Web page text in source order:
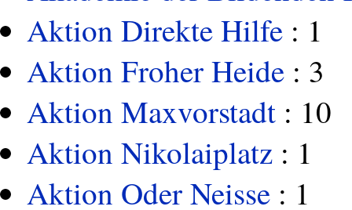
Aktion Direkte Hilfe : 1
Aktion Froher Heide : 3
Aktion Maxvorstadt : 10
Aktion Nikolaiplatz : 1
Aktion Oder Neisse : 1